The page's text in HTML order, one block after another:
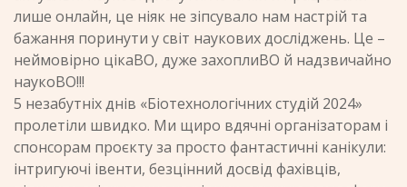
лише онлайн, це ніяк не зіпсувало нам настрій та
бажання поринути у світ наукових досліджень. Це –
неймовірно цікаВО, дуже захоплиВО й надзвичайно
наукоВО!!!
5 незабутніх днів «Біотехнологічних студій 2024»
пролетіли швидко. Ми щиро вдячні організаторам і
спонсорам проєкту за просто фантастичні канікули:
інтригуючі івенти, безцінний досвід фахівців,